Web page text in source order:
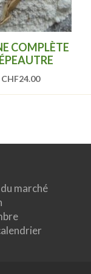
COMPLÈTE
CHF24.00
marché